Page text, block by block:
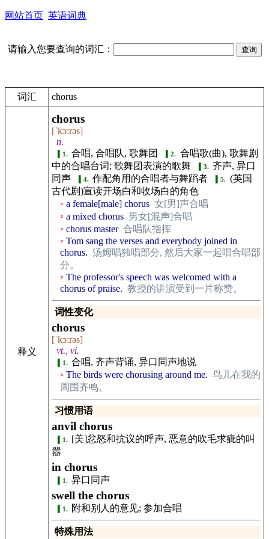
网站首页 英语词典
请输入您要查询的词汇：
词汇 chorus
释义
chorus
[ˈkɔ:rəs]
n.
1. 合唱, 合唱队, 歌舞团 2. 合唱歌(曲), 歌舞剧
中的合唱台词; 歌舞团表演的歌舞
3. 齐声, 异口
同声
4. 作配角用的合唱者与舞蹈者 5. (英国
古代剧)宣读开场白和收场白的角色
a female[male] chorus 女[男]声合唱
a mixed chorus 男女[混声]合唱
chorus master 合唱队指挥
Tom sang the verses and everybody joined in
chorus. 汤姆唱独唱部分, 然后大家一起唱合唱部
分。
The professor's speech was welcomed with a
chorus of praise. 教授的讲演受到一片称赞。
词性变化
chorus
[ˈkɔ:rəs]
vt., vi.
1. 合唱, 齐声背诵, 异口同声地说
The birds were chorusing around me. 鸟儿在我的
周围齐鸣。
习惯用语
anvil chorus
1.
[美]忿怒和抗议的呼声, 恶意的吹毛求疵的叫
嚣
in chorus
1. 异口同声
swell the chorus
1. 附和别人的意见; 参加合唱
特殊用法